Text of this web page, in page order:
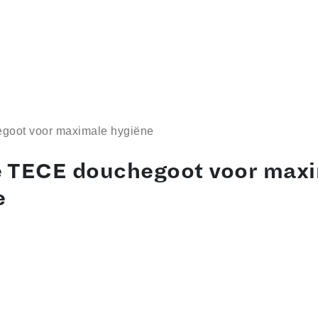
voor maximale hygiëne
TECE douchegoot voor